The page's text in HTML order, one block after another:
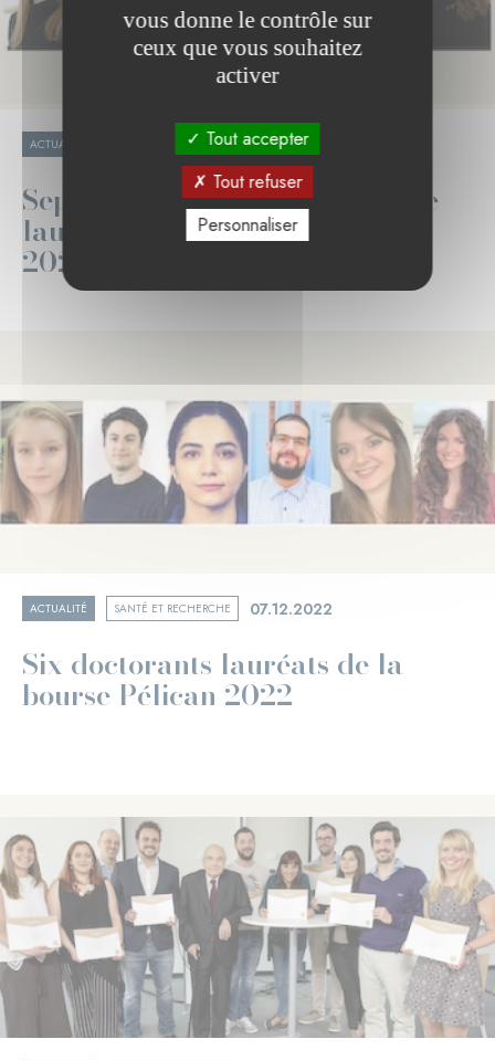
ACTUALITÉ SANTÉ ET RECHERCHE 05.12.2023
Sept doctorants en biomédecine
lauréats de la Bourse Pélican
2023
ACTUALITÉ SANTÉ ET RECHERCHE 07.12.2022
Six doctorants lauréats de la
bourse Pélican 2022
vous donne le contrôle sur
ceux que vous souhaitez
activer
Tout accepter
Tout refuser
Personnaliser